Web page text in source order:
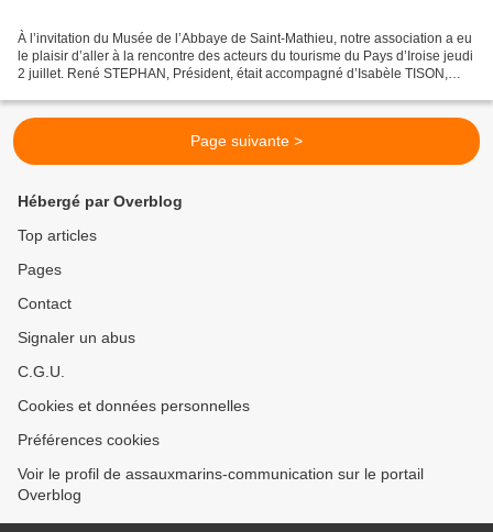
À l’invitation du Musée de l’Abbaye de Saint-Mathieu, notre association a eu
le plaisir d’aller à la rencontre des acteurs du tourisme du Pays d’Iroise jeudi
2 juillet. René STEPHAN, Président, était accompagné d’Isabèle TISON,
Page suivante >
Hébergé par Overblog
Top articles
Pages
Contact
Signaler un abus
C.G.U.
Cookies et données personnelles
Préférences cookies
Voir le profil de assauxmarins-communication sur le portail
Overblog